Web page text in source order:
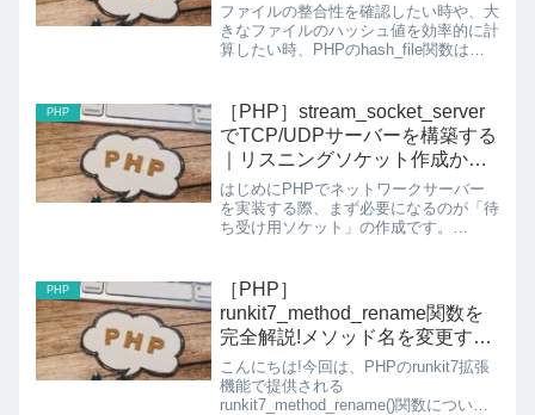
ファイルの整合性を確認したい時や、大
きなファイルのハッシュ値を効率的に計
算したい時、PHPのhash_file関数は非
解説していきます。hash_file関数とは？
ha...
PHP
［PHP］stream_socket_server
でTCP/UDPサーバーを構築する
｜リスニングソケット作成から
本格サーバー実装まで実践ガイ
ド
はじめにPHPでネットワークサーバー
を実装する際、まず必要になるのが「待
ち受け用ソケット」の作成です。
まざまな種類のリスニングソケットをシ
ンプルな...
PHP
［PHP］
runkit7_method_rename関数を
完全解説!メソッド名を変更する
方法
こんにちは!今回は、PHPのrunkit7拡張
機能で提供される
runkit7_method_rename()関数について